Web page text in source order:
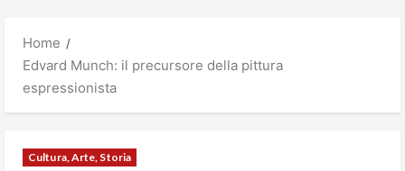
Home
Edvard Munch: il precursore della pittura
espressionista
Cultura, Arte, Storia